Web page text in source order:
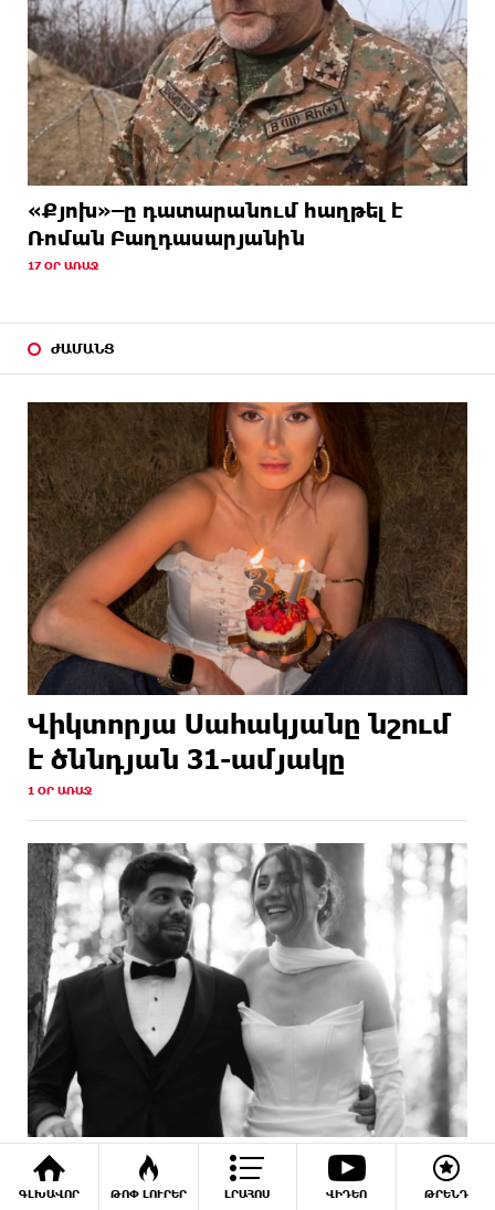
ԳԼԽԱՎՈՐ ԹՈՓ ԼՈՒՐԵՐ ԼՐԱՀՈՍ ՎԻԴԵՈ ԹՐԵՆԴ
«Քյոխ»–ը դատարանում հաղթել է
Ռոման Բաղդասարյանին
17 ՕՐ ԱՌԱՋ
ԺԱՄԱՆՑ
Վիկտորյա Սահակյանը նշում
է ծննդյան 31-ամյակը
1 ՕՐ ԱՌԱՋ
Կարո Հովհաննիսյանն ու կինը պարզել
են իրենց առաջնեկի սեռը